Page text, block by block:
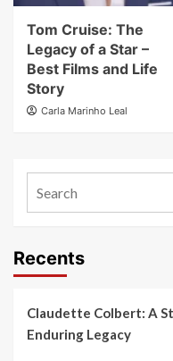
Tom Cruise: The
Legacy of a Star –
Best Films and Life
Story
Carla Marinho Leal
Recents
Claudette Colbert: A
Enduring Legacy